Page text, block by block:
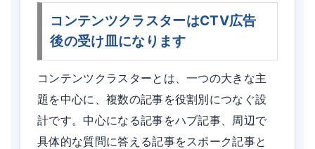
コンテンツクラスターはCTV広告
後の受け皿になります
コンテンツクラスターとは、一つの大きな主
題を中心に、複数の記事を役割別につなぐ設
計です。中心になる記事をハブ記事、周辺で
具体的な質問に答える記事をスポーク記事と